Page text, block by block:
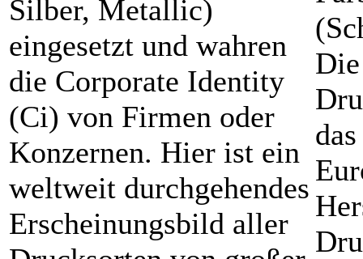
Silber, Metallic)
eingesetzt und wahren
die Corporate Identity
(Ci) von Firmen oder
Konzernen. Hier ist ein
weltweit durchgehendes
Erscheinungsbild aller